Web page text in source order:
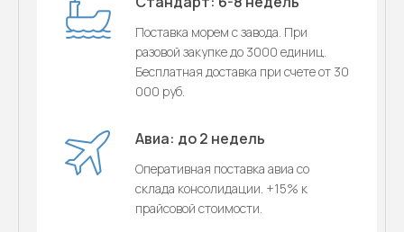
Поставка морем с завода. При
разовой закупке до 3000 единиц.
Бесплатная доставка при счете от 30
000 руб.
Авиа: до 2 недель
Оперативная поставка авиа со
склада консолидации. +15% к
прайсовой стоимости.